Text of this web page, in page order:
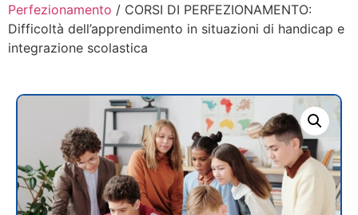
Perfezionamento / CORSI DI PERFEZIONAMENTO:
Difficoltà dell’apprendimento in situazioni di handicap e
integrazione scolastica